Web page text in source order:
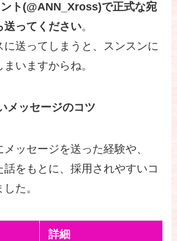
ト(@ANN_Xross)で正式な宛
送ってください。
に送ってしまうと、スンスンに
いますからね。
メッセージのコツ
ッセージを送った経験や、
をもとに、採用されやすいコ
た。
詳細